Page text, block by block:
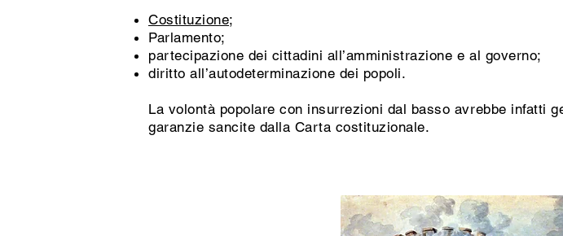
Costituzione;
Parlamento;
partecipazione dei cittadini all’amministrazione e al governo;
diritto all’autodeterminazione dei popoli.
La volontà popolare con insurrezioni dal basso avrebbe infatti
garanzie sancite dalla Carta costituzionale.